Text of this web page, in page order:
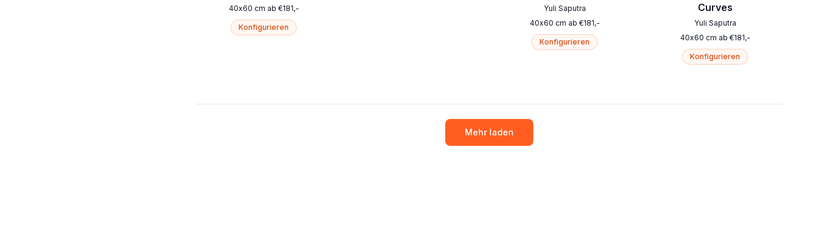
40x60 cm ab €181,-
Konfigurieren
Yuli Saputra
40x60 cm ab €181,-
Konfigurieren
Curves
Yuli Saputra
40x60 cm ab €181,-
Konfigurieren
Mehr laden